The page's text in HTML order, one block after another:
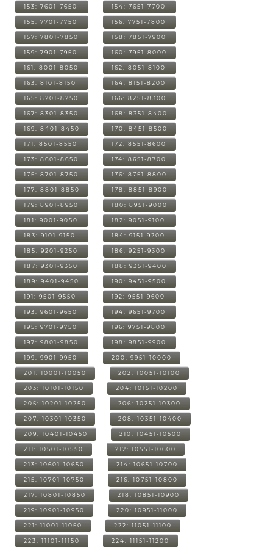
153: 7601-7650 154: 7651-7700
155: 7701-7750 156: 7751-7800
157: 7801-7850 158: 7851-7900
159: 7901-7950 160: 7951-8000
161: 8001-8050 162: 8051-8100
163: 8101-8150 164: 8151-8200
165: 8201-8250 166: 8251-8300
167: 8301-8350 168: 8351-8400
169: 8401-8450 170: 8451-8500
171: 8501-8550 172: 8551-8600
173: 8601-8650 174: 8651-8700
175: 8701-8750 176: 8751-8800
177: 8801-8850 178: 8851-8900
179: 8901-8950 180: 8951-9000
181: 9001-9050 182: 9051-9100
183: 9101-9150 184: 9151-9200
185: 9201-9250 186: 9251-9300
187: 9301-9350 188: 9351-9400
189: 9401-9450 190: 9451-9500
191: 9501-9550 192: 9551-9600
193: 9601-9650 194: 9651-9700
195: 9701-9750 196: 9751-9800
197: 9801-9850 198: 9851-9900
199: 9901-9950 200: 9951-10000
201: 10001-10050 202: 10051-10100
203: 10101-10150 204: 10151-10200
205: 10201-10250 206: 10251-10300
207: 10301-10350 208: 10351-10400
209: 10401-10450 210: 10451-10500
211: 10501-10550 212: 10551-10600
213: 10601-10650 214: 10651-10700
215: 10701-10750 216: 10751-10800
217: 10801-10850 218: 10851-10900
219: 10901-10950 220: 10951-11000
221: 11001-11050 222: 11051-11100
223: 11101-11150 224: 11151-11200